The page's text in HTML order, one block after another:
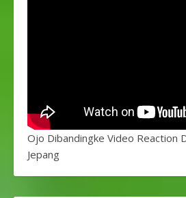
Ojo Dibandingke Video Reaction
Jepang